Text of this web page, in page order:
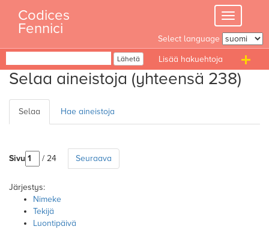
content
Toggle
navigation
Codices
Fennici
Select language
Lähetä
Selaa aineistoja (yhteensä 238)
Selaa Hae aineistoja
Sivu / 24 Seuraava
Järjestys:
Nimeke
Tekijä
Luontipäivä